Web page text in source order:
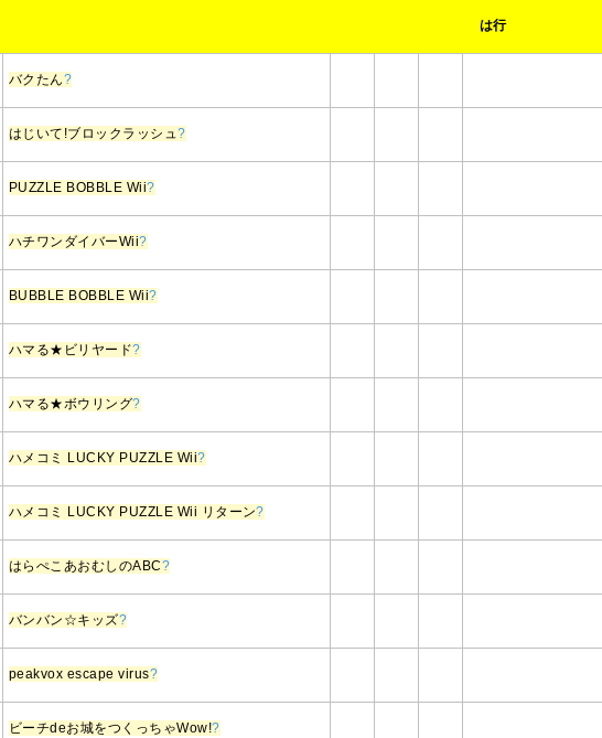
は行
バクたん?
はじいて!ブロックラッシュ?
PUZZLE BOBBLE Wii?
ハチワンダイバーWii?
BUBBLE BOBBLE Wii?
ハマる★ビリヤード?
ハマる★ボウリング?
ハメコミ LUCKY PUZZLE Wii?
ハメコミ LUCKY PUZZLE Wii リターン?
はらぺこあおむしのABC?
バンバン☆キッズ?
peakvox escape virus?
ビーチdeお城をつくっちゃWow!?